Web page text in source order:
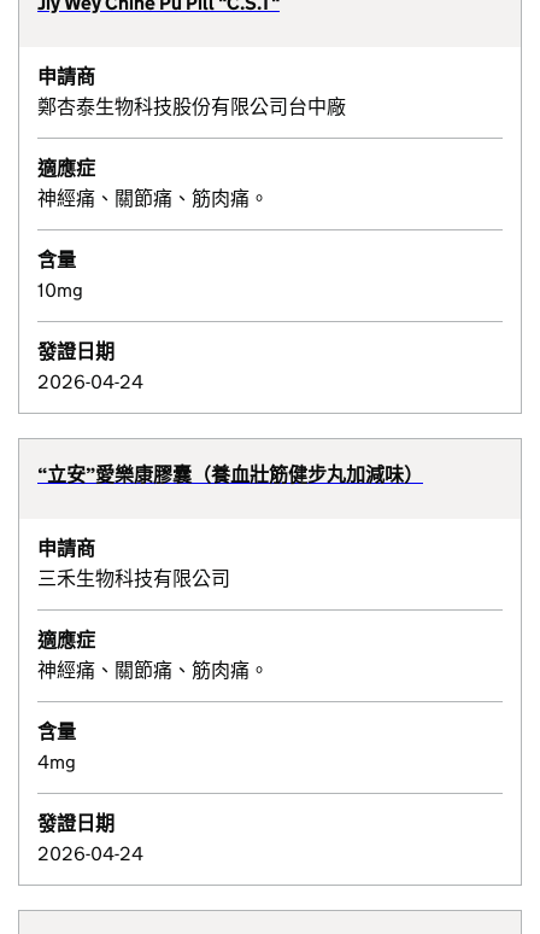
申請商
鄭杏泰生物科技股份有限公司台中廠
適應症
神經痛、關節痛、筋肉痛。
含量
10mg
發證日期
2026-04-24
“立安”愛樂康膠囊（養血壯筋健步丸加減味）
申請商
三禾生物科技有限公司
適應症
神經痛、關節痛、筋肉痛。
含量
4mg
發證日期
2026-04-24